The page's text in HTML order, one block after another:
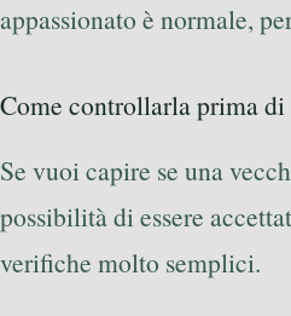
appassionato è normale,
Come controllarla prima
Se vuoi capire se una
possibilità di essere
verifiche molto semplici.